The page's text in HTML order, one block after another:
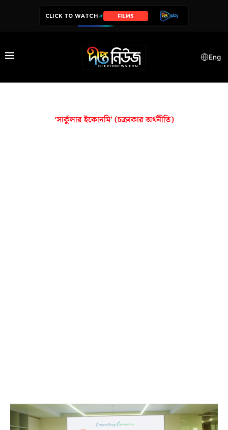
CLICK TO WATCH FILMS
Eng
‘সার্কুলার ইকোনমি’ (চক্রাকার অর্থনীতি)